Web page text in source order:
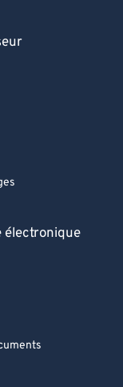
électronique